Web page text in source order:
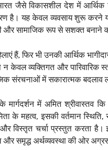
जैसे विकासशील देश में आर्थिक
है। यह केवल व्यवसाय शुरू करने
और सामाजिक रूप से सशक्त बनाने
हैं, फिर भी उनकी आर्थिक
न केवल व्यक्तिगत और पारिवारिक
संरचनाओं में सकारात्मक बदलाव
मार्गदर्शन में अमित
के महत्व, इसकी वर्तमान
विस्तृत चर्चा प्रस्तुत करता
और समृद्ध अर्थव्यवस्था की ओर